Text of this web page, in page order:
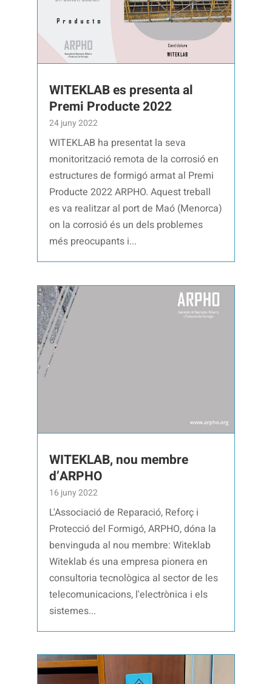
WITEKLAB es presenta al
Premi Producte 2022
24 juny 2022
WITEKLAB ha presentat la seva
monitorització remota de la corrosió en
estructures de formigó armat al Premi
Producte 2022 ARPHO. Aquest treball
es va realitzar al port de Maó (Menorca)
on la corrosió és un dels problemes
més preocupants i...
WITEKLAB, nou membre
d’ARPHO
16 juny 2022
L'Associació de Reparació, Reforç i
Protecció del Formigó, ARPHO, dóna la
benvinguda al nou membre: Witeklab
Witeklab és una empresa pionera en
consultoria tecnològica al sector de les
telecomunicacions, l'electrònica i els
sistemes...